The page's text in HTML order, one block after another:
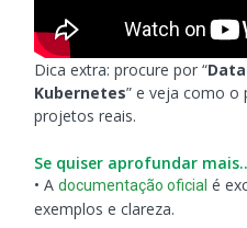
Dica extra: procure por “
Kubernetes” e veja como o
projetos reais.
Se quiser aprofundar
• Adocumentação oficial é
exemplos e clareza.